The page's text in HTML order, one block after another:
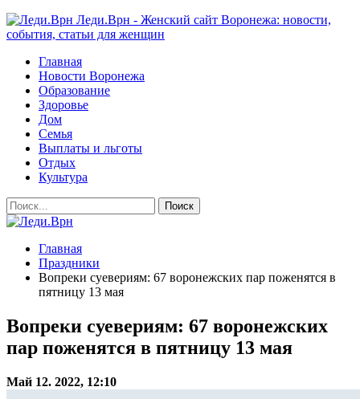
Леди.Врн - Женский сайт Воронежа: новости,
события, статьи для женщин
Главная
Новости Воронежа
Образование
Здоровье
Дом
Семья
Выплаты и льготы
Отдых
Культура
Главная
Праздники
Вопреки суевериям: 67 воронежских пар поженятся в
пятницу 13 мая
Вопреки суевериям: 67 воронежских
пар поженятся в пятницу 13 мая
Май 12. 2022, 12:10